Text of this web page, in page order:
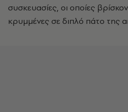
συσκευασίες, οι οποίες
κρυμμένες σε διπλό πάτο της